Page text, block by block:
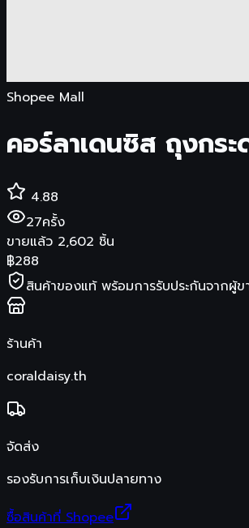
Shopee Mall
คอร์ลาเดนซิส ถุงก
4.88
27ครั้ง
ขายแล้ว 2,602 ชิ้น
฿288
สินค้าของแท้ พร้อมการรับประกันจากผู้ข
ร้านค้า
coraldaisy.th
จัดส่ง
รองรับการเก็บเงินปลายทาง
ซื้อสินค้าที่ Shopee